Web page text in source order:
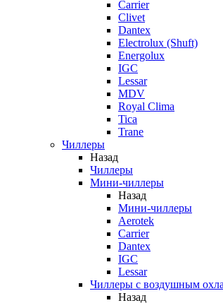
Carrier
Clivet
Dantex
Electrolux (Shuft)
Energolux
IGC
Lessar
MDV
Royal Clima
Tica
Trane
Чиллеры
Назад
Чиллеры
Мини-чиллеры
Назад
Мини-чиллеры
Aerotek
Carrier
Dantex
IGC
Lessar
Чиллеры с воздушным
Назад